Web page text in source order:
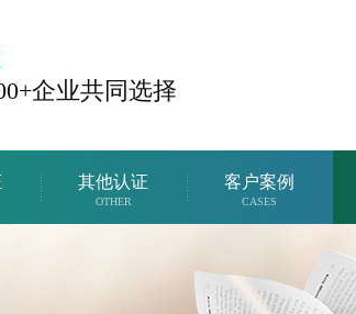
企业共同选择
其他认证
OTHER
客户案例
CASES